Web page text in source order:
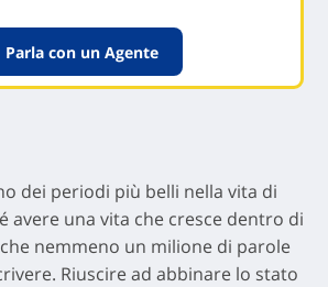
Parla con un Agente
dei periodi più belli nella vita di
avere una vita che cresce dentro di
che nemmeno un milione di parole
Riuscire ad abbinare lo stato